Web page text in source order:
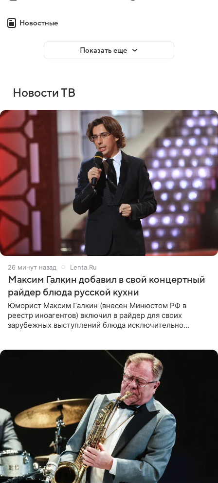
Новостные
Показать еще
Новости ТВ
26 минут назад Lenta.Ru
Максим Галкин добавил в свой концертный
райдер блюда русской кухни
Юморист Максим Галкин (внесен Минюстом РФ в
реестр иноагентов) включил в райдер для своих
зарубежных выступлений блюда исключительно